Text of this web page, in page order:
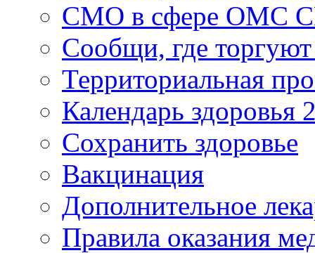
СМО в сфере ОМС
Сообщи, где
Территориальная
Календарь здоровья
Сохранить здоровье
Вакцинация
Дополнительное
Правила оказания